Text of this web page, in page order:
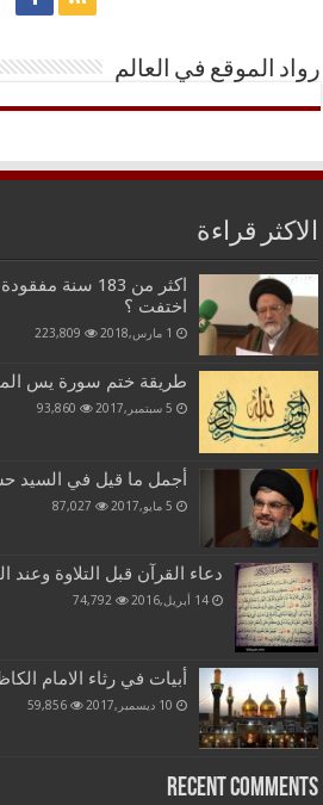
رواد الموقع في العالم
الاكثر قراءة
اكثر من 183 سنة
اختفت ؟
1 مارس,2018 223,809
طريقة ختم سورة يس
5 سبتمبر,2017 93,860
أجمل ما قيل في السيد
5 مايو,2017 87,027
دعاء القرآن قبل التلاوة وعند
14 أبريل,2016 74,792
أبيات في رثاء الامام
10 ديسمبر,2017 59,856
Recent Comments